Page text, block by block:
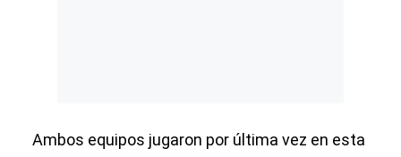
Ambos equipos jugaron por última vez en esta